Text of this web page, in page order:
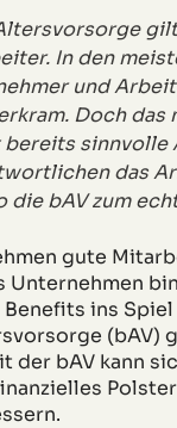
In den
und
Doch das
bereits sinnvolle
das
die bAV zum
gute
Unternehmen
ins
(bAV)
der bAV kann